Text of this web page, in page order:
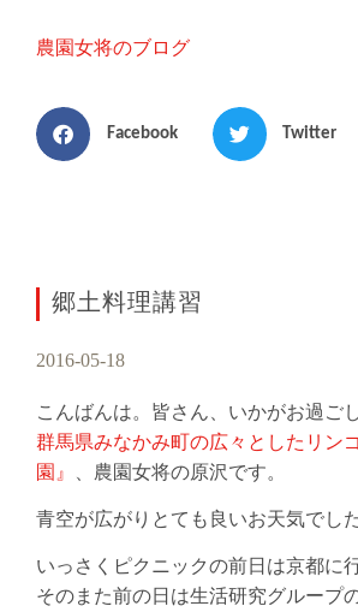
農園女将のブログ
Facebook Twitter
郷土料理講習
2016-05-18
こんばんは。皆さん、いかがお過ご
群馬県みなかみ町の広々としたリン
園』
、農園女将の原沢です。
青空が広がりとても良いお天気でした
いっさくピクニックの前日は京都に
そのまた前の日は生活研究グループ